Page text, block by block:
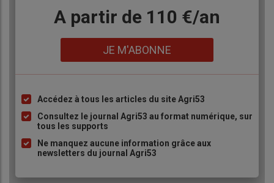
BodyA partir de 110 €/an
JE M'ABONNE
Liste
à
puce
Accédez à tous les articles du site Agri53
Consultez le journal Agri53 au format numérique, sur
tous les supports
Ne manquez aucune information grâce aux
newsletters du journal Agri53